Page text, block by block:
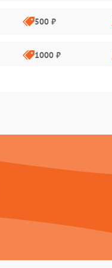
500 ₽
1000 ₽
1000 ₽